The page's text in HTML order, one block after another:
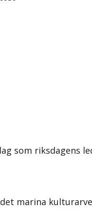
som riksdagens
marina